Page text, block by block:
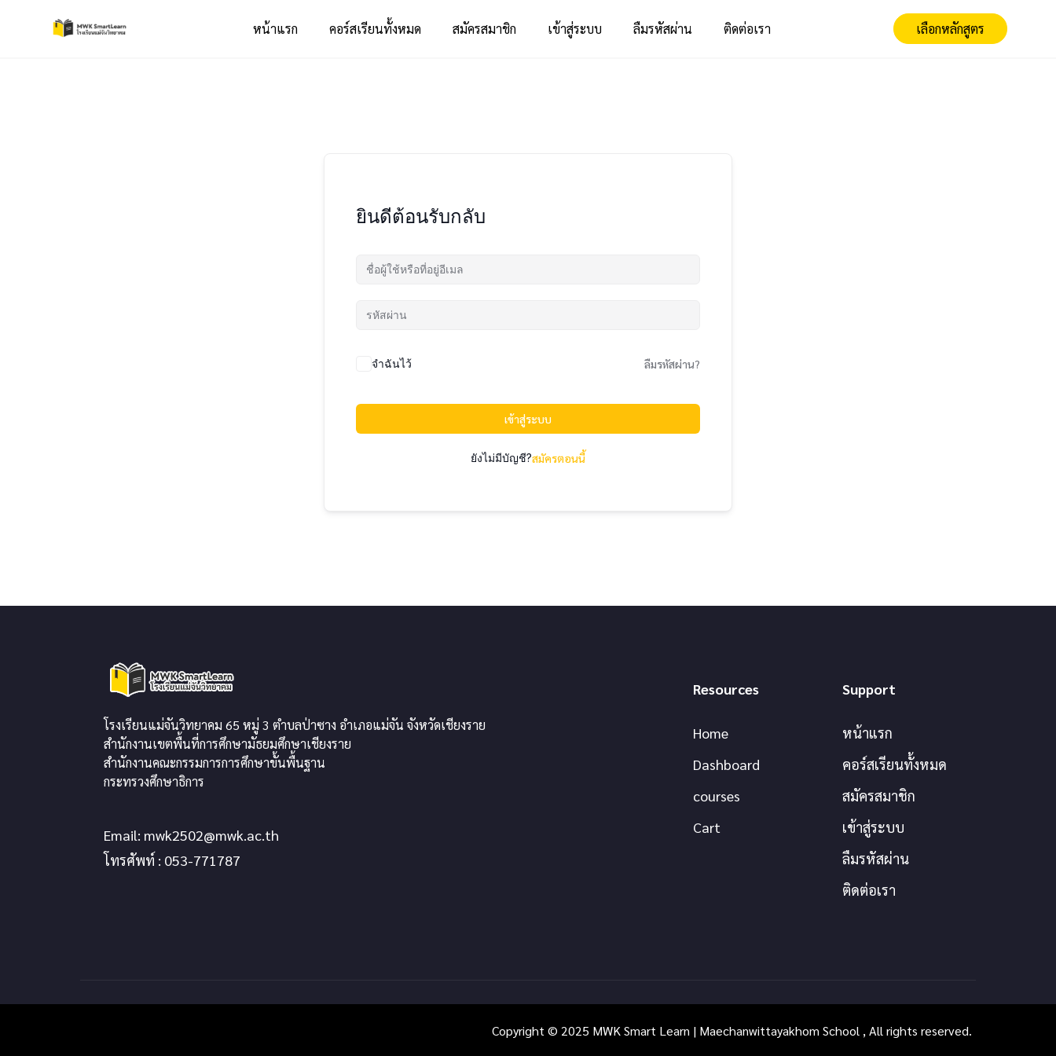
หน้าแรก คอร์สเรียนทั้งหมด สมัครสมาชิก เข้าสู่ระบบ ลืมรหัสผ่าน ติดต่อเรา เลือกหลักสูตร
ยินดีต้อนรับกลับ
จำฉันไว้ ลืมรหัสผ่าน?
เข้าสู่ระบบ
ยังไม่มีบัญชี?สมัครตอนนี้
โรงเรียนแม่จันวิทยาคม 65 หมู่ 3 ตำบลป่าซาง อำเภอแม่จัน จังหวัดเชียงราย
สำนักงานเขตพื้นที่การศึกษามัธยมศึกษาเชียงราย
สำนักงานคณะกรรมการการศึกษาขั้นพื้นฐาน
กระทรวงศึกษาธิการ
Email: mwk2502@mwk.ac.th
โทรศัพท์ : 053-771787
Resources
Home
Dashboard
courses
Cart
Support
หน้าแรก
คอร์สเรียนทั้งหมด
สมัครสมาชิก
เข้าสู่ระบบ
ลืมรหัสผ่าน
ติดต่อเรา
Copyright © 2025 MWK Smart Learn | Maechanwittayakhom School , All rights reserved.